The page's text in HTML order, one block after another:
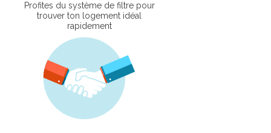
Profites du système de filtre pour
trouver ton logement idéal
rapidement